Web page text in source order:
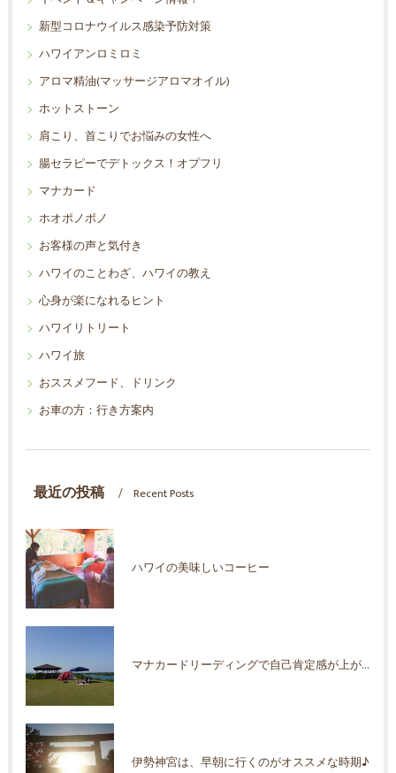
新型コロナウイルス感染予防対策
ハワイアンロミロミ
アロマ精油(マッサージアロマオイル)
ホットストーン
肩こり、首こりでお悩みの女性へ
腸セラピーでデトックス！オプフリ
マナカード
ホオポノポノ
お客様の声と気付き
ハワイのことわざ、ハワイの教え
心身が楽になれるヒント
ハワイリトリート
ハワイ旅
おススメフード、ドリンク
お車の方：行き方案内
最近の投稿 Recent Posts
ハワイの美味しいコーヒー
マナカードリーディングで自己肯定感が上がった！
伊勢神宮は、早朝に行くのがオススメな時期♪